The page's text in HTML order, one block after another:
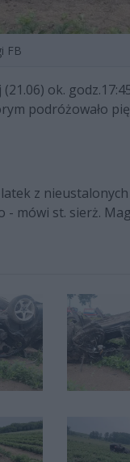
FB
ok.
podróżowało
z
- mówi st. sierż.